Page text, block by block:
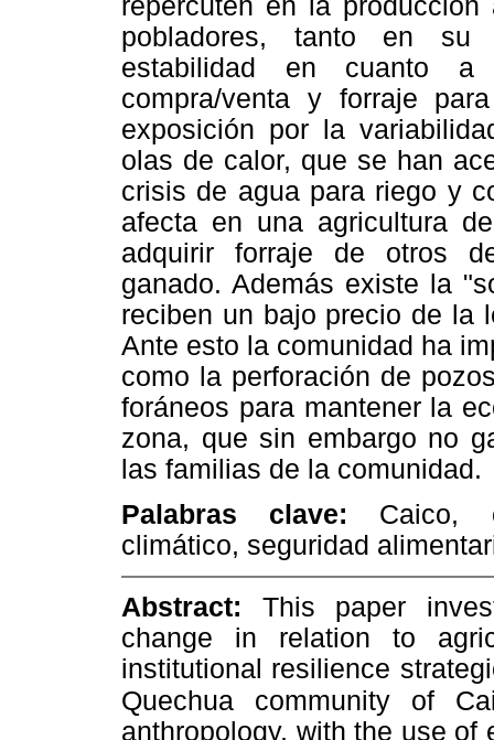
pobladores, tanto en su
estabilidad en cuanto
compra/venta y forraje
exposición por la
olas de calor, que se han
crisis de agua para riego y
afecta en una agricultura
adquirir forraje de otros
ganado. Además existe la
reciben un bajo precio de la
Ante esto la comunidad ha
como la perforación de
foráneos para mantener la
zona, que sin embargo no
las familias de la comunidad.
Palabras clave: Caico,
climático, seguridad
Abstract: This paper
change in relation to
institutional resilience
Quechua community of
anthropology, with the use